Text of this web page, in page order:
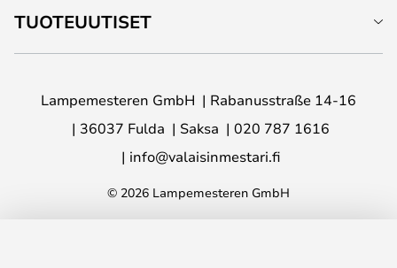
TUOTEUUTISET
Lampemesteren GmbH
Rabanusstraße 14-16
36037 Fulda
Saksa
020 787 1616
info@valaisinmestari.fi
© 2026 Lampemesteren GmbH